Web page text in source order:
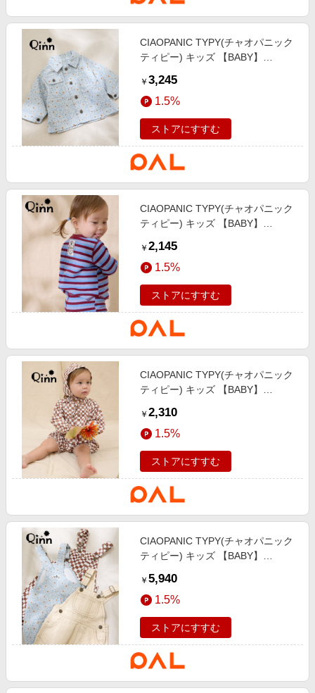
旅行・レジャー・ホテル予約
生活・お役立ち
金融・マネー・保険
デジタルコンテンツ
ビジネス・その他サービス
とことん買い物チャレンジ
Apple公式サイト×楽天カード分割払い
Qoo10メガポ
CIAOPANIC TYPY(チャオパニック
ティピー) キッズ 【BABY】
ル：80～100cmコットン100 サッ
クスブルー
￥ 3,245
1.5%
ストアにすすむ
CIAOPANIC TYPY(チャオパニック
ティピー) キッズ 【BABY】
ートップス：80～100cm ブルー
￥ 2,145
1.5%
ストアにすすむ
CIAOPANIC TYPY(チャオパニック
ティピー) キッズ 【BABY】
ラウス綿100％：80cm ブラウン
￥ 2,310
1.5%
ストアにすすむ
CIAOPANIC TYPY(チャオパニック
ティピー) キッズ 【BABY】
ト：80～100cmコットン100％ オ
フホワイト
￥ 5,940
1.5%
ストアにすすむ